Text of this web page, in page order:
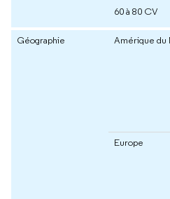
60 à 80 CV
Géographie Amérique du
Europe